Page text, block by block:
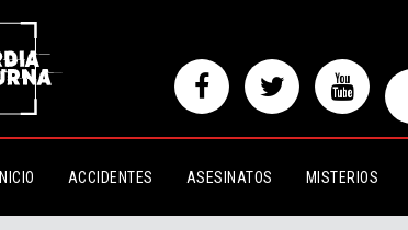
INICIO ACCIDENTES ASESINATOS MISTERIOS
Incendio en casa deja como resultado varios
Tlaquepaque